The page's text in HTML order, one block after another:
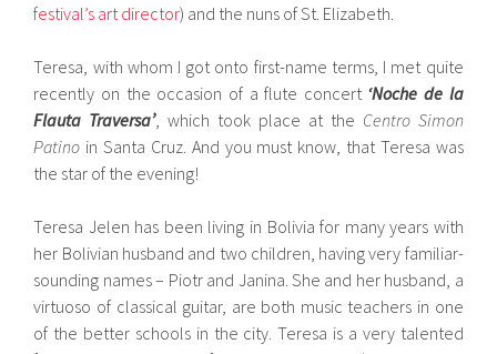
festival’s art director) and the nuns of St. Elizabeth.
Teresa, with whom I got onto first-name terms, I met quite
recently on the occasion of a flute concert ‘Noche de la
Flauta Traversa’, which took place at the Centro Simon
Patino in Santa Cruz. And you must know, that Teresa was
the star of the evening!
Teresa Jelen has been living in Bolivia for many years with
her Bolivian husband and two children, having very familiar-
sounding names – Piotr and Janina. She and her husband, a
virtuoso of classical guitar, are both music teachers in one
of the better schools in the city. Teresa is a very talented